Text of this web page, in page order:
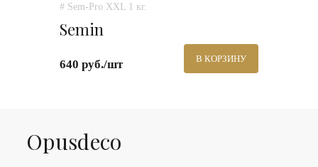
# Sem-Pro XXL 1 кг.
Semin
640 руб./шт В КОРЗИНУ
Оpusdeco